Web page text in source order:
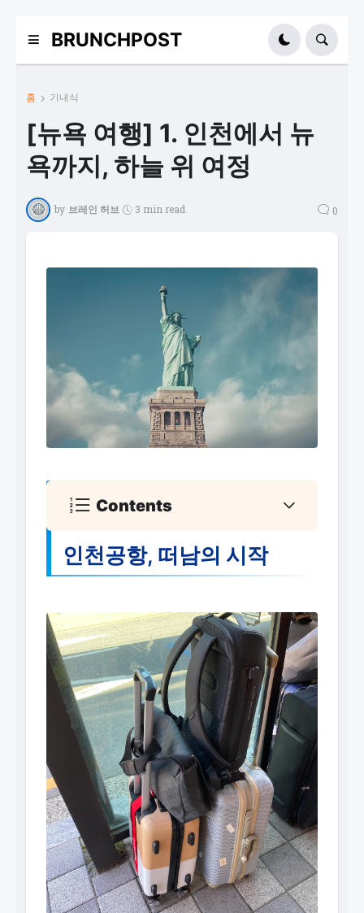
BRUNCHPOST
홈 기내식
[뉴욕 여행] 1. 인천에서 뉴
욕까지, 하늘 위 여정
by 브레인 허브 3 min read 0
Contents
인천공항, 떠남의 시작